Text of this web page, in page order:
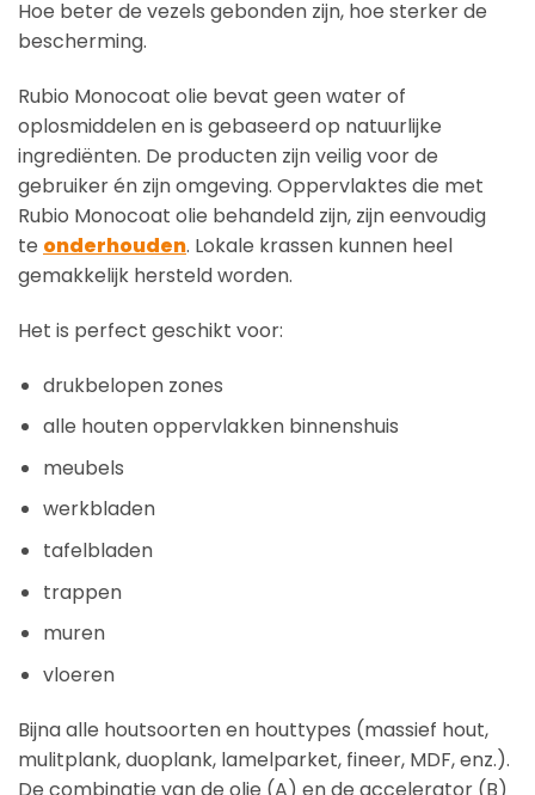
Hoe beter de vezels gebonden zijn, hoe sterker de
bescherming.
Rubio Monocoat olie bevat geen water of
oplosmiddelen en is gebaseerd op natuurlijke
ingrediënten. De producten zijn veilig voor de
gebruiker én zijn omgeving. Oppervlaktes die met
Rubio Monocoat olie behandeld zijn, zijn eenvoudig
te onderhouden. Lokale krassen kunnen heel
gemakkelijk hersteld worden.
Het is perfect geschikt voor:
drukbelopen zones
alle houten oppervlakken binnenshuis
meubels
werkbladen
tafelbladen
trappen
muren
vloeren
Bijna alle houtsoorten en houttypes (massief hout,
mulitplank, duoplank, lamelparket, fineer, MDF, enz.).
De combinatie van de olie (A) en de accelerator (B)